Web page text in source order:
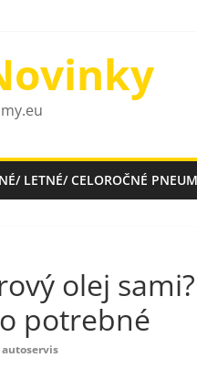
LETNÉ/ CELOROČNÉ
olej
potrebné
autoservis